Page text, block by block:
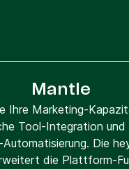
Mantle
Ihre Marketing-
Tool-Integration und
Die
die Plattform-